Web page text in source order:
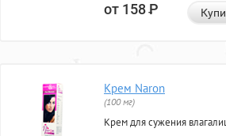
от 158Р
Крем Naron
(100 мг)
Крем для сужения